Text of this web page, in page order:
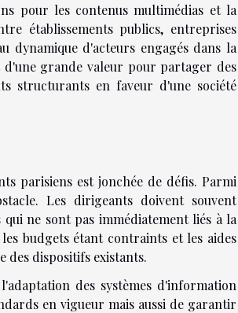
pour les contenus multimédias et la
établissements publics, entreprises
dynamique d'acteurs engagés dans la
grande valeur pour partager des
structurants en faveur d'une société
parisiens est jonchée de défis. Parmi
Les dirigeants doivent souvent
ne sont pas immédiatement liés à la
budgets étant contraints et les aides
des dispositifs existants.
des systèmes d'information
en vigueur mais aussi de garantir